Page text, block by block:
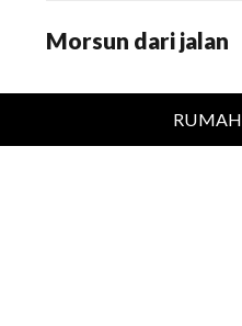
Morsun dari jalan
RUMAH